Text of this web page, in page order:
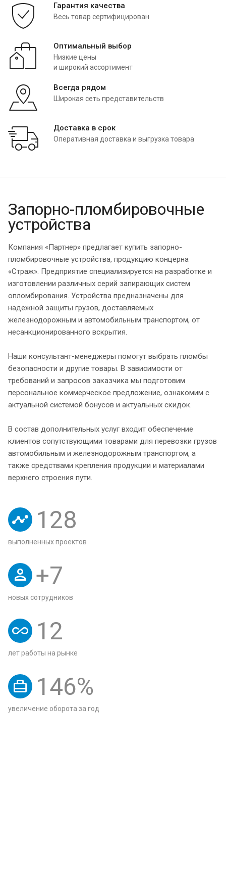
Гарантия качества
Весь товар сертифицирован
Оптимальный выбор
Низкие цены
и широкий ассортимент
Всегда рядом
Широкая сеть представительств
Доставка в срок
Оперативная доставка и выгрузка товара
Запорно-пломбировочные
устройства
Компания «Партнер» предлагает купить запорно-
пломбировочные устройства, продукцию концерна
«Страж». Предприятие специализируется на разработке и
изготовлении различных серий запирающих систем
опломбирования. Устройства предназначены для
надежной защиты грузов, доставляемых
железнодорожным и автомобильным транспортом, от
несанкционированного вскрытия.
Наши консультант-менеджеры помогут выбрать пломбы
безопасности и другие товары. В зависимости от
требований и запросов заказчика мы подготовим
персональное коммерческое предложение, ознакомим с
актуальной системой бонусов и актуальных скидок.
В состав дополнительных услуг входит обеспечение
клиентов сопутствующими товарами для перевозки грузов
автомобильным и железнодорожным транспортом, а
также средствами крепления продукции и материалами
верхнего строения пути.
128
выполненных проектов
+7
новых сотрудников
12
лет работы на рынке
146%
увеличение оборота за год